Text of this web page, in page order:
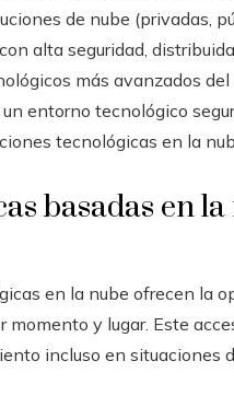
de nube (privadas,
alta seguridad,
más avanzados
entorno tecnológico
tecnológicas en la
basadas en
en la nube ofrecen la
y lugar. Este
incluso en situaciones